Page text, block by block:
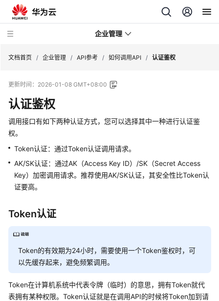
企业管理
最
新
动
态
户
指
南
参
考
用
前
必
读
文档首页 / 企业管理 / API参考 / 如何调用API / 认证鉴权
更新时间： 2026-01-08 GMT+08:00
认证鉴权
调用接口有如下两种认证方式，您可以选择其中一种进行认证鉴
权。
Token认证：通过Token认证调用请求。
AK/SK认证：通过AK（Access Key ID）/SK（Secret Access
Key）加密调用请求。推荐使用AK/SK认证，其安全性比Token认
证要高。
Token认证
Token的有效期为24小时，需要使用一个Token鉴权时，可
以先缓存起来，避免频繁调用。
Token在计算机系统中代表令牌（临时）的意思，拥有Token就代
表拥有某种权限。Token认证就是在调用API的时候将Token加到请